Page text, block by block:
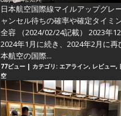
日本航空国際線マイルアップグレ
ャンセル待ちの確率や確定タイミ
全容
（2024/02/24記載） 2023年
2024年1月に続き、2024年2月に再
本航空の国際...
77ビュー | カテゴリ: エアライン, レビュー,
空